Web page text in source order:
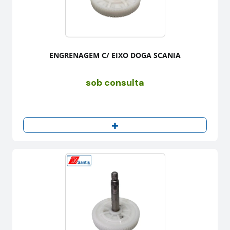
ENGRENAGEM C/ EIXO DOGA SCANIA
sob consulta